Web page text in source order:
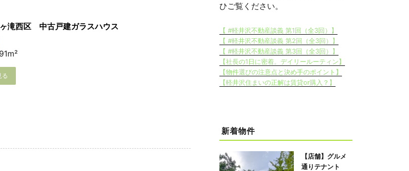
ヶ滝西区 中古戸建ガラスハウス
る
ひご覧ください。
【 #軽井沢不動産談義 第1回（全3回）】
【 #軽井沢不動産談義 第2回（全3回）】
【 #軽井沢不動産談義 第3回（全3回）】
【社長の1日に密着。デイリールーティン】
【物件選びの注意点と決め手のポイント】
【軽井沢住まいの正解は賃貸or購入？】
新着物件
【店舗】グルメ
通りテナント